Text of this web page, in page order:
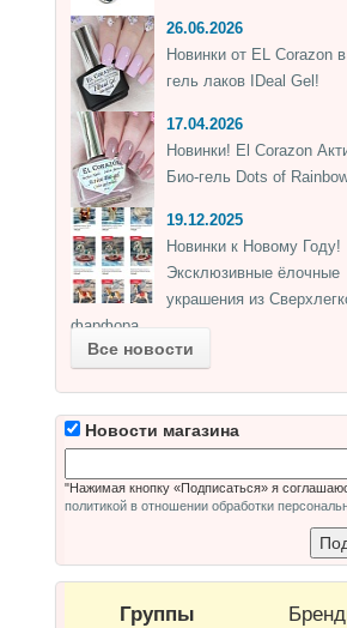
26.06.2026
Новинки от EL Corazon
гель лаков IDeal Gel!
17.04.2026
Новинки! El Corazon
Био-гель Dots of
19.12.2025
Новинки к Новому Году!
Эксклюзивные ёлочные
украшения из
фарфора.
Все новости
Новости магазина
"Нажимая кнопку «Подписаться» я
политикой в отношении обработки
Группы